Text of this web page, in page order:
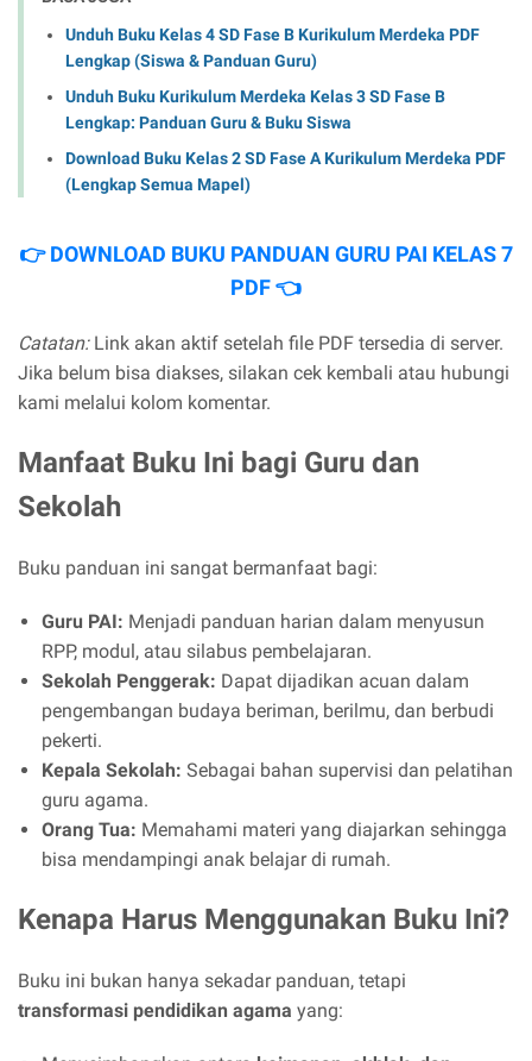
Unduh Buku Kelas 4 SD Fase B Kurikulum Merdeka PDF
Lengkap (Siswa & Panduan Guru)
Unduh Buku Kurikulum Merdeka Kelas 3 SD Fase B
Lengkap: Panduan Guru & Buku Siswa
Download Buku Kelas 2 SD Fase A Kurikulum Merdeka PDF
(Lengkap Semua Mapel)
👉 DOWNLOAD BUKU PANDUAN GURU PAI KELAS 7
PDF 👈
Catatan:Link akan aktif setelah file PDF tersedia di server.
Jika belum bisa diakses, silakan cek kembali atau hubungi
kami melalui kolom komentar.
Manfaat Buku Ini bagi Guru dan
Sekolah
Buku panduan ini sangat bermanfaat bagi:
Guru PAI: Menjadi panduan harian dalam menyusun
RPP, modul, atau silabus pembelajaran.
Sekolah Penggerak: Dapat dijadikan acuan dalam
pengembangan budaya beriman, berilmu, dan berbudi
pekerti.
Kepala Sekolah: Sebagai bahan supervisi dan pelatihan
guru agama.
Orang Tua: Memahami materi yang diajarkan sehingga
bisa mendampingi anak belajar di rumah.
Kenapa Harus Menggunakan Buku Ini?
Buku ini bukan hanya sekadar panduan, tetapi
transformasi pendidikan agama yang: